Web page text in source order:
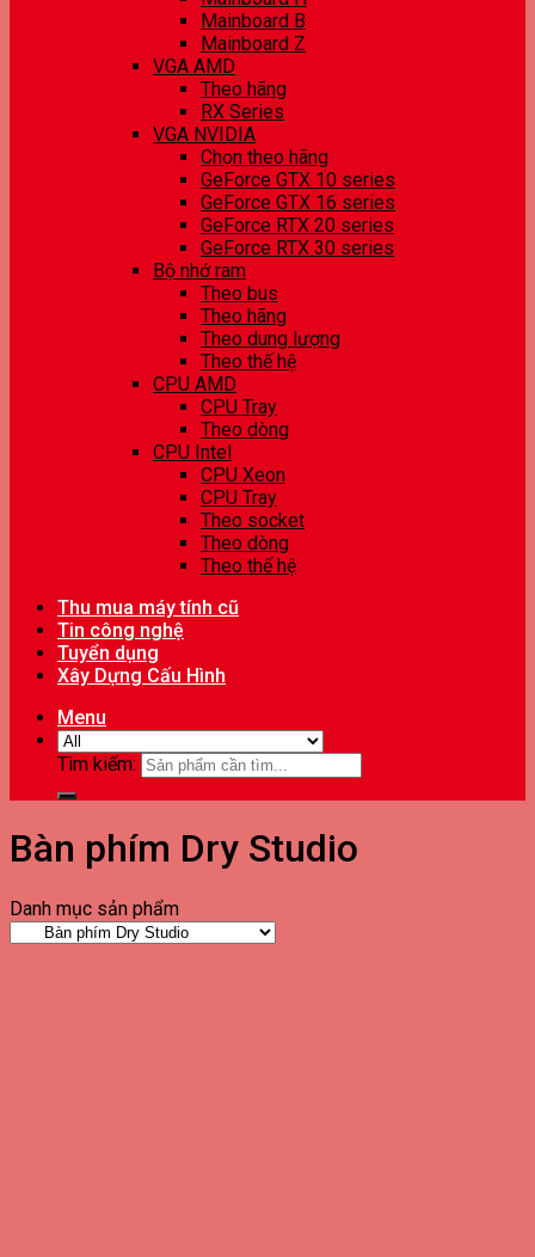
Mainboard B
Mainboard Z
VGA AMD
Theo hãng
RX Series
VGA NVIDIA
Chọn theo hãng
GeForce GTX 10 series
GeForce GTX 16 series
GeForce RTX 20 series
GeForce RTX 30 series
Bộ nhớ ram
Theo bus
Theo hãng
Theo dung lượng
Theo thế hệ
CPU AMD
CPU Tray
Theo dòng
CPU Intel
CPU Xeon
CPU Tray
Theo socket
Theo dòng
Theo thế hệ
Thu mua máy tính cũ
Tin công nghệ
Tuyển dụng
Xây Dựng Cấu Hình
Menu
Tìm kiếm:
Bàn phím Dry Studio
Danh mục sản phẩm